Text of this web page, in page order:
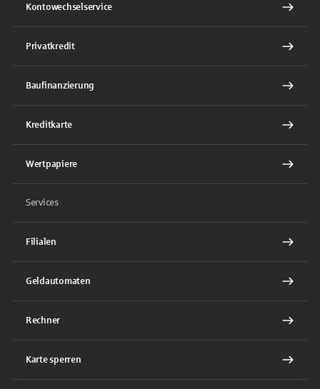
Kontowechselservice
Privatkredit
Baufinanzierung
Kreditkarte
Wertpapiere
Services
Filialen
Geldautomaten
Rechner
Karte sperren